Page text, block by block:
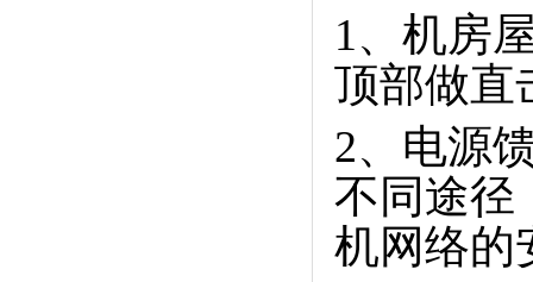
1、机房
顶部做直
2、电源
不同途径
机网络的